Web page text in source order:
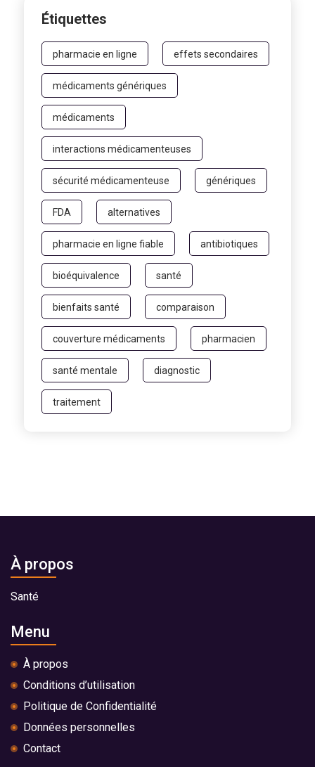
Étiquettes
pharmacie en ligne effets secondaires
médicaments génériques
médicaments
interactions médicamenteuses
sécurité médicamenteuse génériques
FDA alternatives
pharmacie en ligne fiable antibiotiques
bioéquivalence santé
bienfaits santé comparaison
couverture médicaments pharmacien
santé mentale diagnostic
traitement
À propos
Santé
Menu
À propos
Conditions d’utilisation
Politique de Confidentialité
Données personnelles
Contact